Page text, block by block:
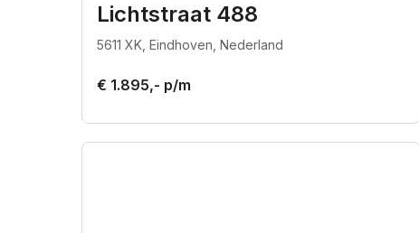
Lichtstraat 488
5611 XK, Eindhoven, Nederland
€ 1.895,- p/m